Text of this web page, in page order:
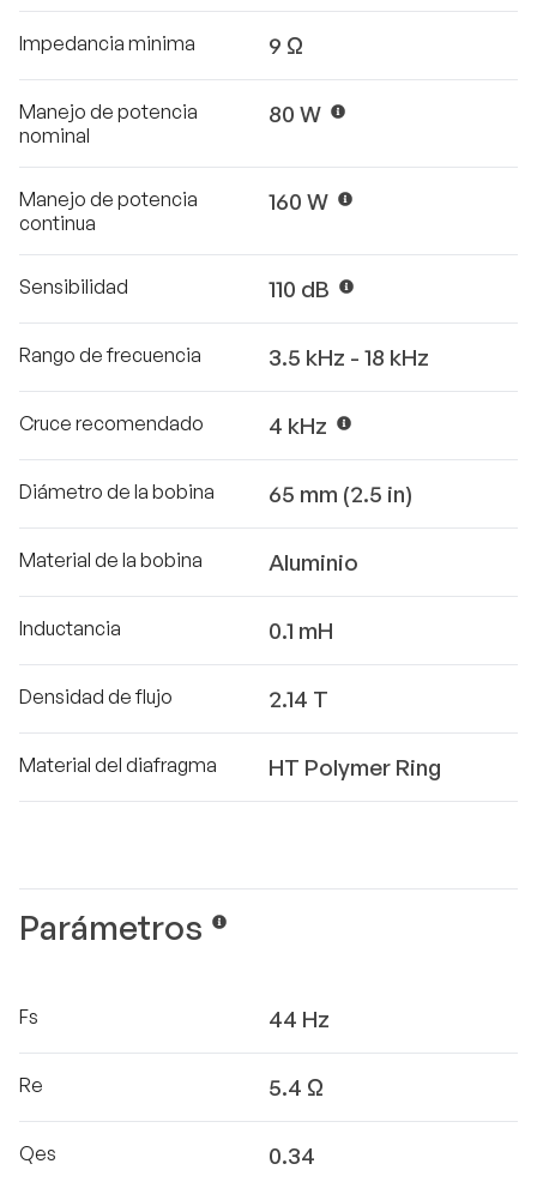
Impedancia minima 9 Ω
Manejo de potencia
nominal
80 W
Manejo de potencia
continua
160 W
Sensibilidad 110 dB
Rango de frecuencia 3.5 kHz - 18 kHz
Cruce recomendado 4 kHz
Diámetro de la bobina 65 mm (2.5 in)
Material de la bobina Aluminio
Inductancia 0.1 mH
Densidad de flujo 2.14 T
Material del diafragma HT Polymer Ring
Parámetros
Fs 44 Hz
Re 5.4 Ω
Qes 0.34